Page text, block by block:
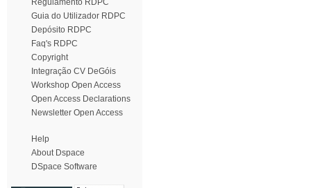
Regulamento RDPC
Guia do Utilizador RDPC
Depósito RDPC
Faq's RDPC
Copyright
Integração CV DeGóis
Workshop Open Access
Open Access Declarations
Newsletter Open Access
Help
About Dspace
DSpace Software